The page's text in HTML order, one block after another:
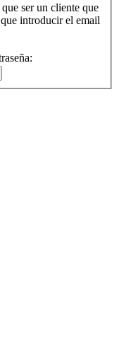
ser un cliente que
introducir el email